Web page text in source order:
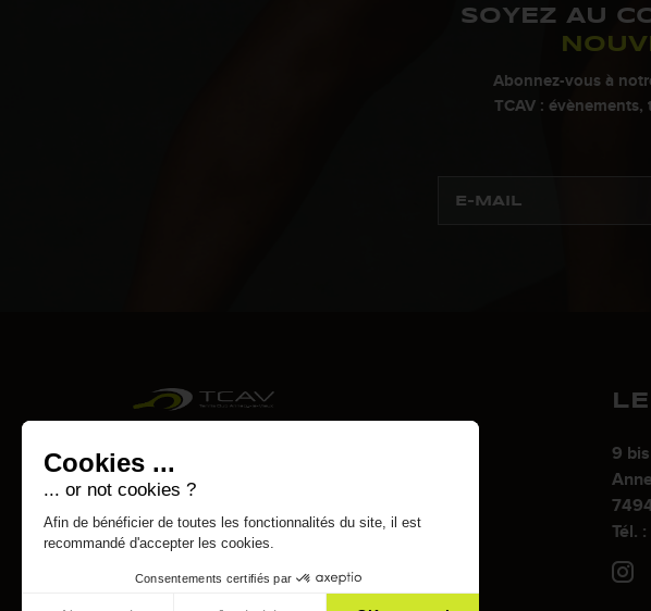
SOYEZ AU
Abonnez-vous à
TCAV :
9
Tél.
Cookies ...
... or not cookies ?
Afin de bénéficier de toutes les fonctionnalités du site, il est
recommandé d'accepter les cookies.
Consentements certifiés par